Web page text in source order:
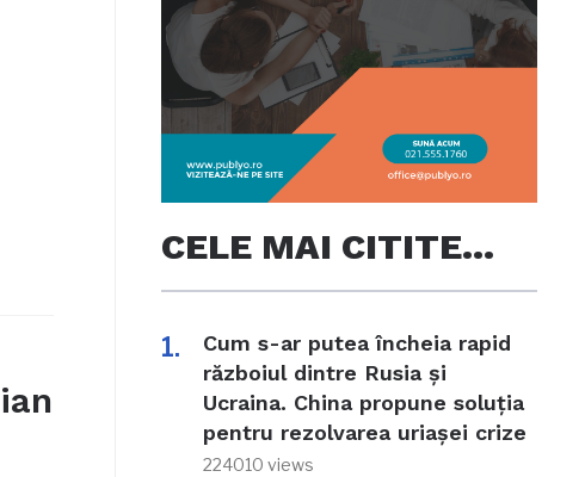
CELE MAI CITITE…
Cum s-ar putea încheia rapid
războiul dintre Rusia și
Ucraina. China propune soluția
pentru rezolvarea uriașei crize
224010 views